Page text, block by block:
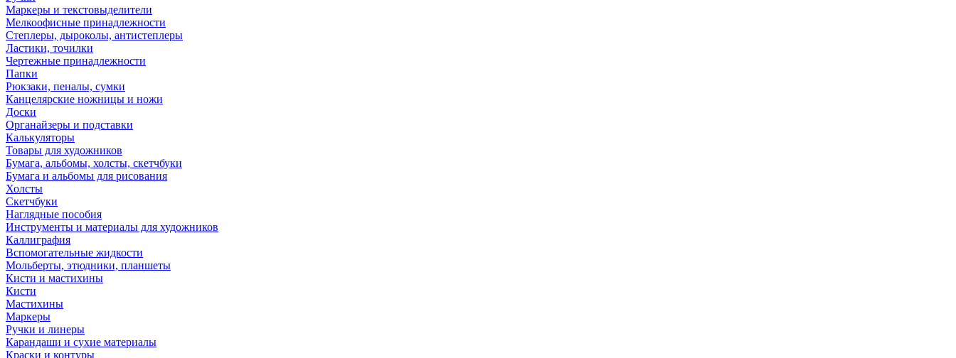
Маркеры и текстовыделители
Мелкоофисные принадлежности
Степлеры, дыроколы, антистеплеры
Ластики, точилки
Чертежные принадлежности
Папки
Рюкзаки, пеналы, сумки
Канцелярские ножницы и ножи
Доски
Органайзеры и подставки
Калькуляторы
Товары для художников
Бумага, альбомы, холсты, скетчбуки
Бумага и альбомы для рисования
Холсты
Скетчбуки
Наглядные пособия
Инструменты и материалы для художников
Каллиграфия
Вспомогательные жидкости
Мольберты, этюдники, планшеты
Кисти и мастихины
Кисти
Мастихины
Маркеры
Ручки и линеры
Карандаши и сухие материалы
Краски и контуры